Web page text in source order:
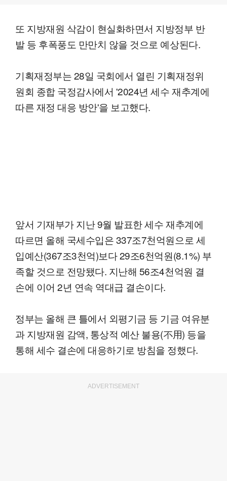
또 지방재원 삭감이 현실화하면서 지방정부 반
발 등 후폭풍도 만만치 않을 것으로 예상된다.
기획재정부는 28일 국회에서 열린 기획재정위
원회 종합 국정감사에서 '2024년 세수 재추계에
따른 재정 대응 방안'을 보고했다.
앞서 기재부가 지난 9월 발표한 세수 재추계에
따르면 올해 국세수입은 337조7천억원으로 세
입예산(367조3천억)보다 29조6천억원(8.1%) 부
족할 것으로 전망됐다. 지난해 56조4천억원 결
손에 이어 2년 연속 역대급 결손이다.
정부는 올해 큰 틀에서 외평기금 등 기금 여유분
과 지방재원 감액, 통상적 예산 불용(不用) 등을
통해 세수 결손에 대응하기로 방침을 정했다.
ADVERTISEMENT